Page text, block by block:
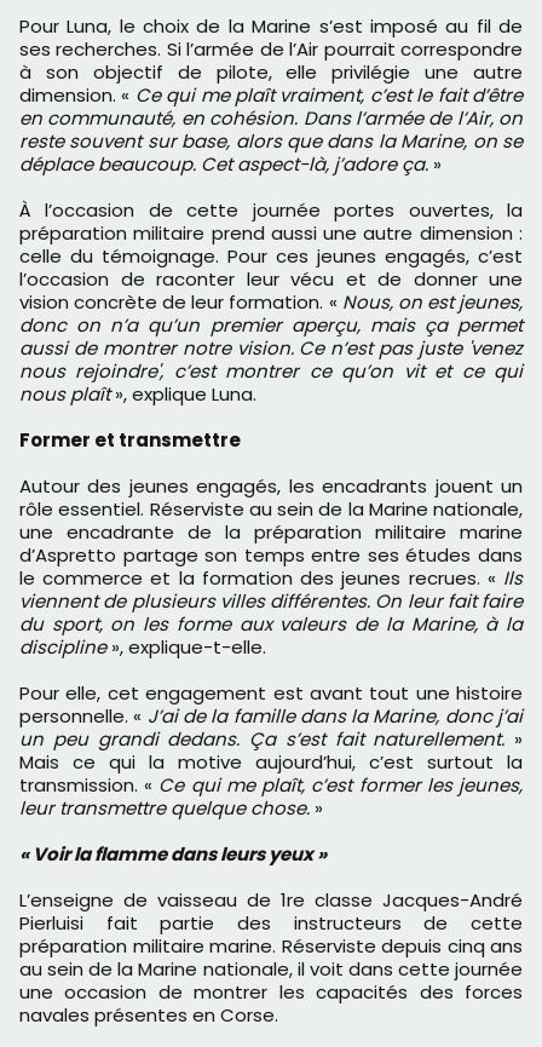
Pour Luna, le choix de la Marine s’est imposé au fil de
ses recherches. Si l’armée de l’Air pourrait correspondre
à son objectif de pilote, elle privilégie une autre
dimension. « Ce qui me plaît vraiment, c’est le fait d’être
en communauté, en cohésion. Dans l’armée de l’Air, on
reste souvent sur base, alors que dans la Marine, on se
déplace beaucoup. Cet aspect-là, j’adore ça. »
À l’occasion de cette journée portes ouvertes, la
préparation militaire prend aussi une autre dimension :
celle du témoignage. Pour ces jeunes engagés, c’est
l’occasion de raconter leur vécu et de donner une
vision concrète de leur formation. « Nous, on est jeunes,
donc on n’a qu’un premier aperçu, mais ça permet
aussi de montrer notre vision. Ce n’est pas juste 'venez
nous rejoindre', c’est montrer ce qu’on vit et ce qui
nous plaît», explique Luna.
Former et transmettre
Autour des jeunes engagés, les encadrants jouent un
rôle essentiel. Réserviste au sein de la Marine nationale,
une encadrante de la préparation militaire marine
d’Aspretto partage son temps entre ses études dans
le commerce et la formation des jeunes recrues. « Ils
viennent de plusieurs villes différentes. On leur fait faire
du sport, on les forme aux valeurs de la Marine, à la
discipline», explique-t-elle.
Pour elle, cet engagement est avant tout une histoire
personnelle. « J’ai de la famille dans la Marine, donc j’ai
un peu grandi dedans. Ça s’est fait naturellement. »
Mais ce qui la motive aujourd’hui, c’est surtout la
transmission. « Ce qui me plaît, c’est former les jeunes,
leur transmettre quelque chose. »
« Voir la flamme dans leurs yeux »
L’enseigne de vaisseau de 1re classe Jacques-André
Pierluisi fait partie des instructeurs de cette
préparation militaire marine. Réserviste depuis cinq ans
au sein de la Marine nationale, il voit dans cette journée
une occasion de montrer les capacités des forces
navales présentes en Corse.